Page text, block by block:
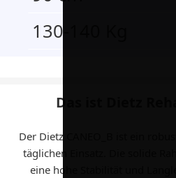
130-140 Kg
Das ist Dietz
Der Dietz CANEO_B ist ein
täglichen Einsatz. Die solide
eine hohe Stabilität und